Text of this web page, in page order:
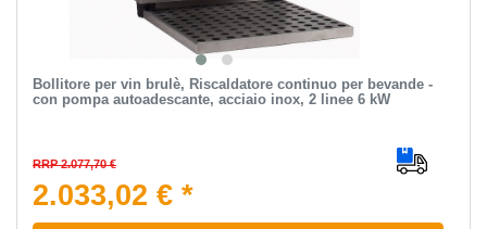
Bollitore per vin brulè, Riscaldatore continuo per bevande -
con pompa autoadescante, acciaio inox, 2 linee 6 kW
RRP 2.077,70 €
2.033,02 € *